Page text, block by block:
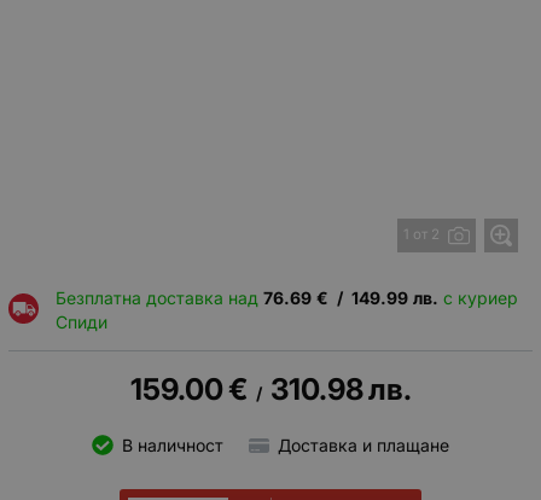
1 от 2
Безплатна доставка над 76.69 € / 149.99 лв. с куриер
Спиди
159.00€ / 310.98лв.
В наличност Доставка и плащане